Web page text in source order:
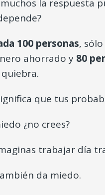
la respuesta
100 personas,
ahorrado y 80
que tus
¿no crees?
trabajar día
da miedo.